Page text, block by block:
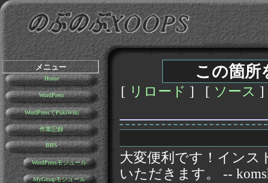
メニュー
Home
WordPress
WordPressでPukiWiki
作業記録
BBS
WordPressモジュール
MyGmapモジュール
この箇所
[ リロード ] [ ソース
大変便利です！インス
いただきます。 --